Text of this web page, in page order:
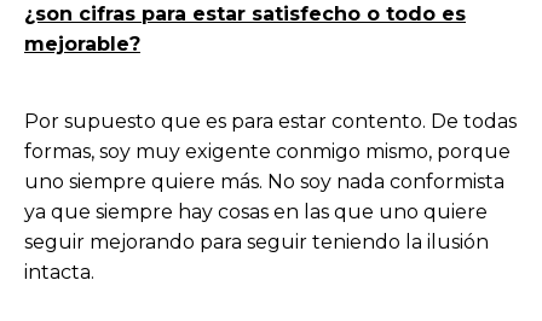
¿son cifras para estar satisfecho o todo es
mejorable?
Por supuesto que es para estar contento. De todas
formas, soy muy exigente conmigo mismo, porque
uno siempre quiere más. No soy nada conformista
ya que siempre hay cosas en las que uno quiere
seguir mejorando para seguir teniendo la ilusión
intacta.